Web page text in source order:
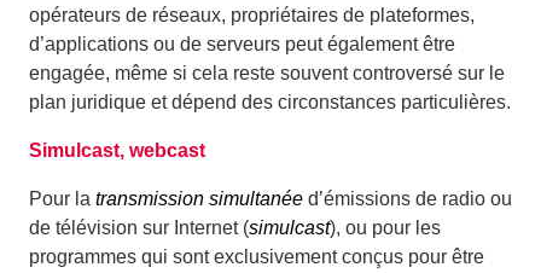
opérateurs de réseaux, propriétaires de plateformes,
d’applications ou de serveurs peut également être
engagée, même si cela reste souvent controversé sur le
plan juridique et dépend des circonstances particulières.
Simulcast, webcast
Pour la transmission simultanée d’émissions de radio ou
de télévision sur Internet (simulcast), ou pour les
programmes qui sont exclusivement conçus pour être